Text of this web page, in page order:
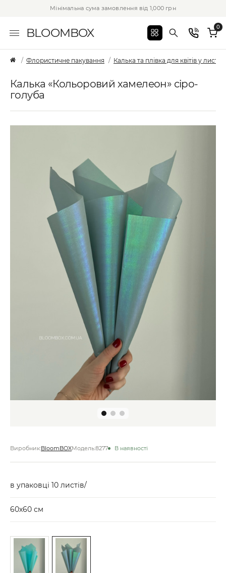
Мінімальна сума замовлення від 1,000 грн
BLOOMBOX 0
Флористичне пакування Калька та плівка для квітів у листах
Калька «Кольоровий хамелеон» сіро-
голуба
Виробник:BloomBOXМодель:8277 В наявності
в упаковці 10 листів/
60х60 см